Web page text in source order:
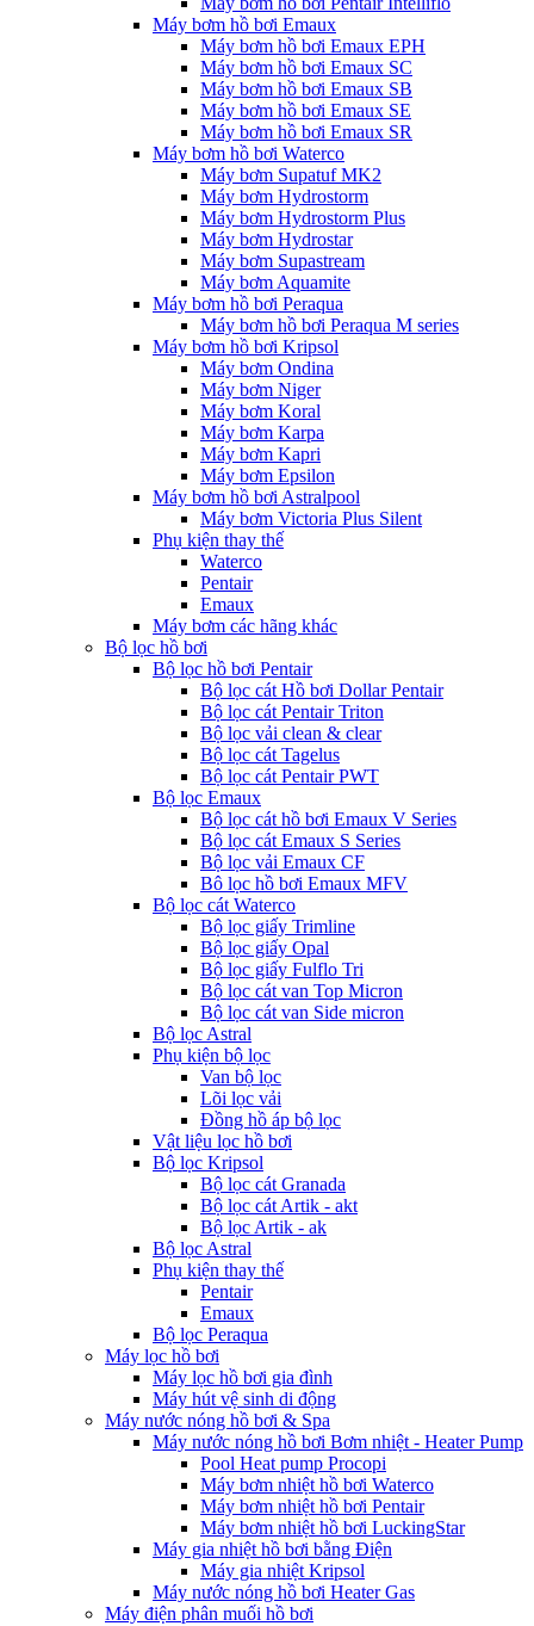
Máy bơm hồ bơi Emaux
Máy bơm hồ bơi Emaux EPH
Máy bơm hồ bơi Emaux SC
Máy bơm hồ bơi Emaux SB
Máy bơm hồ bơi Emaux SE
Máy bơm hồ bơi Emaux SR
Máy bơm hồ bơi Waterco
Máy bơm Supatuf MK2
Máy bơm Hydrostorm
Máy bơm Hydrostorm Plus
Máy bơm Hydrostar
Máy bơm Supastream
Máy bơm Aquamite
Máy bơm hồ bơi Peraqua
Máy bơm hồ bơi Peraqua M series
Máy bơm hồ bơi Kripsol
Máy bơm Ondina
Máy bơm Niger
Máy bơm Koral
Máy bơm Karpa
Máy bơm Kapri
Máy bơm Epsilon
Máy bơm hồ bơi Astralpool
Máy bơm Victoria Plus Silent
Phụ kiện thay thế
Waterco
Pentair
Emaux
Máy bơm các hãng khác
Bộ lọc hồ bơi
Bộ lọc hồ bơi Pentair
Bộ lọc cát Hồ bơi Dollar Pentair
Bộ lọc cát Pentair Triton
Bộ lọc vải clean & clear
Bộ lọc cát Tagelus
Bộ lọc cát Pentair PWT
Bộ lọc Emaux
Bộ lọc cát hồ bơi Emaux V Series
Bộ lọc cát Emaux S Series
Bộ lọc vải Emaux CF
Bô lọc hồ bơi Emaux MFV
Bộ lọc cát Waterco
Bộ lọc giấy Trimline
Bộ lọc giấy Opal
Bộ lọc giấy Fulflo Tri
Bộ lọc cát van Top Micron
Bộ lọc cát van Side micron
Bộ lọc Astral
Phụ kiện bộ lọc
Van bộ lọc
Lõi lọc vải
Đồng hồ áp bộ lọc
Vật liệu lọc hồ bơi
Bộ lọc Kripsol
Bộ lọc cát Granada
Bộ lọc cát Artik - akt
Bộ lọc Artik - ak
Bộ lọc Astral
Phụ kiện thay thế
Pentair
Emaux
Bộ lọc Peraqua
Máy lọc hồ bơi
Máy lọc hồ bơi gia đình
Máy hút vệ sinh di động
Máy nước nóng hồ bơi & Spa
Máy nước nóng hồ bơi Bơm nhiệt - Heater Pump
Pool Heat pump Procopi
Máy bơm nhiệt hồ bơi Waterco
Máy bơm nhiệt hồ bơi Pentair
Máy bơm nhiệt hồ bơi LuckingStar
Máy gia nhiệt hồ bơi bằng Điện
Máy gia nhiệt Kripsol
Máy nước nóng hồ bơi Heater Gas
Máy điện phân muối hồ bơi